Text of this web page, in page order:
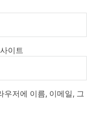
이트
우저에 이름, 이메일, 그